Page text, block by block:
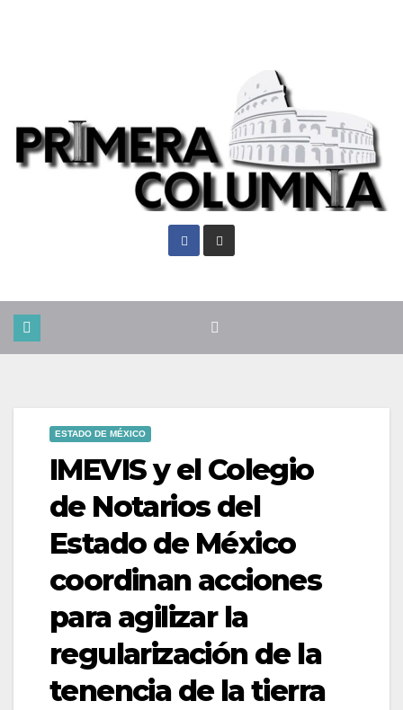
ESTADO DE MÉXICO
IMEVIS y el Colegio
de Notarios del
Estado de México
coordinan acciones
para agilizar la
regularización de la
tenencia de la tierra